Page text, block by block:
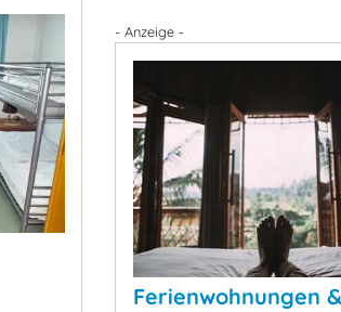
- Anzeige -
Ferienwohnungen &